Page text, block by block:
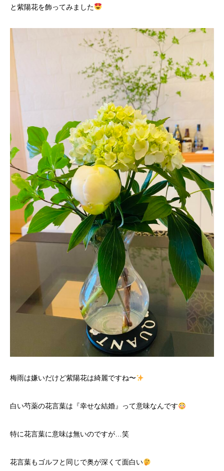
と紫陽花を飾ってみました
梅雨は嫌いだけど紫陽花は綺麗ですね〜
白い芍薬の花言葉は『幸せな結婚』って意味なんです
特に花言葉に意味は無いのですが…笑
花言葉もゴルフと同じで奥が深くて面白い